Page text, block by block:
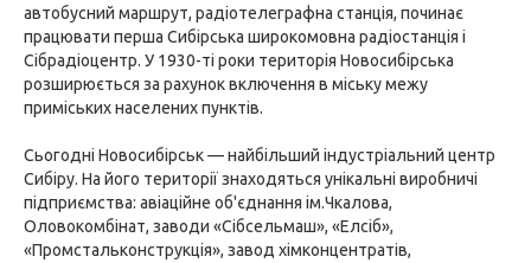
автобусний маршрут, радіотелеграфна станція, починає
працювати перша Сибірська широкомовна радіостанція і
Сібрадіоцентр. У 1930-ті роки територія Новосибірська
розширюється за рахунок включення в міську межу
приміських населених пунктів.
Сьогодні Новосибірськ — найбільший індустріальний центр
Сибіру. На його території знаходяться унікальні виробничі
підприємства: авіаційне об'єднання ім.Чкалова,
Оловокомбінат, заводи «Сібсельмаш», «Елсіб»,
«Промстальконструкція», завод хімконцентратів,